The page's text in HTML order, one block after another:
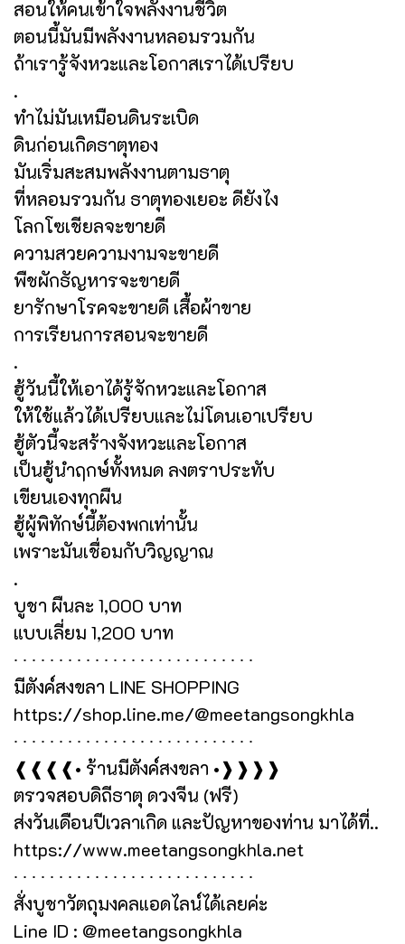
สอนให้คนเข้าใจพลังงานชีวิต
ตอนนี้มันมีพลังงานหลอมรวมกัน
ถ้าเรารู้จังหวะและโอกาสเราได้เปรียบ
.
ทำไม่มันเหมือนดินระเบิด
ดินก่อนเกิดธาตุทอง
มันเริ่มสะสมพลังงานตามธาตุ
ที่หลอมรวมกัน ธาตุทองเยอะ ดียังไง
โลกโซเชียลจะขายดี
ความสวยความงามจะขายดี
พืชผักธัญหารจะขายดี
ยารักษาโรคจะขายดี เสื้อผ้าขาย
การเรียนการสอนจะขายดี
.
ฮู้วันนี้ให้เอาได้รู้จักหวะและโอกาส
ให้ใช้แล้วได้เปรียบและไม่โดนเอาเปรียบ
ฮู้ตัวนี้จะสร้างจังหวะและโอกาส
เป็นฮู้นำฤกษ์ทั้งหมด ลงตราประทับ
เขียนเองทุกผืน
ฮู้ผู้พิทักษ์นี้ต้องพกเท่านั้น
เพราะมันเชื่อมกับวิญญาณ
.
บูชา ผืนละ 1,000 บาท
แบบเลี่ยม 1,200 บาท
∙ ∙ ∙ ∙ ∙ ∙ ∙ ∙ ∙ ∙ ∙ ∙ ∙ ∙ ∙ ∙ ∙ ∙ ∙ ∙ ∙ ∙ ∙ ∙ ∙ ∙ ∙
มีตังค์สงขลา LINE SHOPPING
https://shop.line.me/@meetangsongkhla
∙ ∙ ∙ ∙ ∙ ∙ ∙ ∙ ∙ ∙ ∙ ∙ ∙ ∙ ∙ ∙ ∙ ∙ ∙ ∙ ∙ ∙ ∙ ∙ ∙ ∙ ∙
❰❰❰❰• ร้านมีตังค์สงขลา •❱❱❱❱
ตรวจสอบดิถีธาตุ ดวงจีน (ฟรี)
ส่งวันเดือนปีเวลาเกิด และปัญหาของท่าน มาได้ที่..
https://www.meetangsongkhla.net
∙ ∙ ∙ ∙ ∙ ∙ ∙ ∙ ∙ ∙ ∙ ∙ ∙ ∙ ∙ ∙ ∙ ∙ ∙ ∙ ∙ ∙ ∙ ∙ ∙ ∙ ∙
สั่งบูชาวัตถุมงคลแอดไลน์ได้เลยค่ะ
Line ID : @meetangsongkhla